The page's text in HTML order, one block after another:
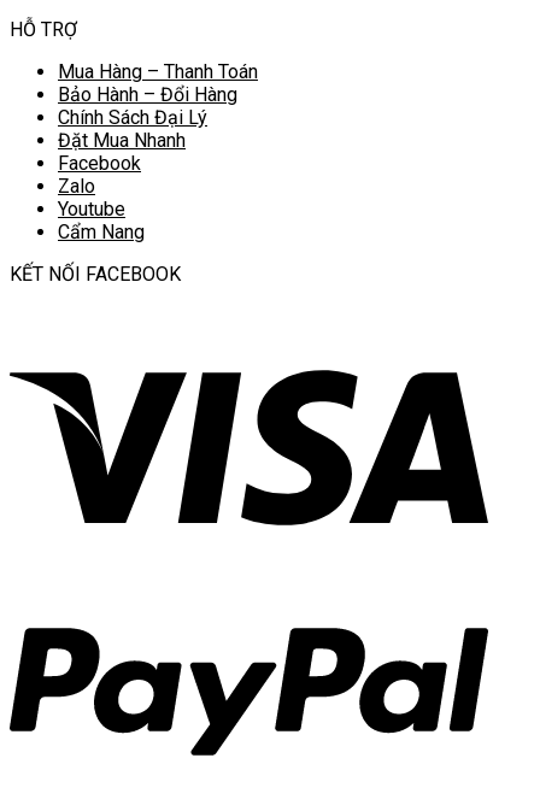
HỖ TRỢ
Mua Hàng – Thanh Toán
Bảo Hành – Đổi Hàng
Chính Sách Đại Lý
Đặt Mua Nhanh
Facebook
Zalo
Youtube
Cẩm Nang
KẾT NỐI FACEBOOK